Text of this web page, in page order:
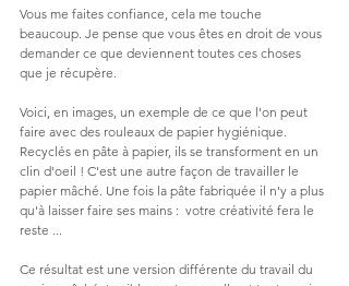
Vous me faites confiance, cela me touche
beaucoup. Je pense que vous êtes en droit de vous
demander ce que deviennent toutes ces choses
que je récupère.
Voici, en images, un exemple de ce que l'on peut
faire avec des rouleaux de papier hygiénique.
Recyclés en pâte à papier, ils se transforment en un
clin d'oeil ! C'est une autre façon de travailler le
papier mâché. Une fois la pâte fabriquée il n'y a plus
qu'à laisser faire ses mains :  votre créativité fera le
reste ...
Ce résultat est une version différente du travail du